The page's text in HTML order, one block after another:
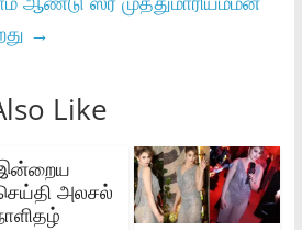
→
Like
அலசல்